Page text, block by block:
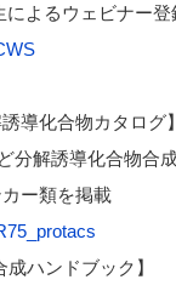
によるウェビナー
導化合物カタログ】
分解誘導化合物合
ー類を掲載
成ハンドブック】